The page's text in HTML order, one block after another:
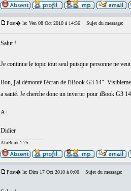
Post� le: Ven 08 Oct 2010 à 14:56 Sujet du message:
Salut !
Je continue le topic tout seul puisque personne ne
Bon, j'ai démonté l'écran de l'iBook G3 14".
a sauté. Je cherche donc un inverter pour iBook G3
A+
Didier
AluBook 1.25
Post� le: Dim 17 Oct 2010 à 0:00 Sujet du message: